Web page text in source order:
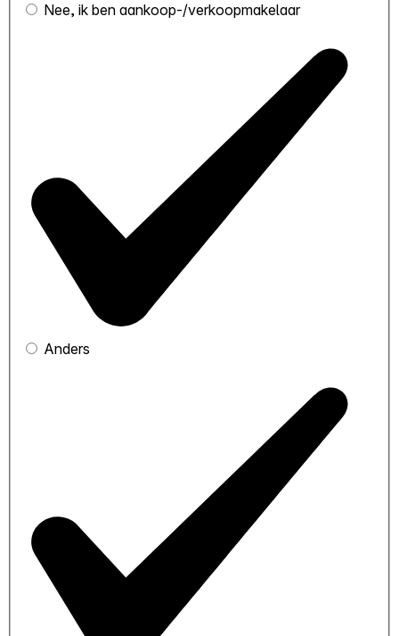
Nee, ik ben aankoop-/verkoopmakelaar
Anders